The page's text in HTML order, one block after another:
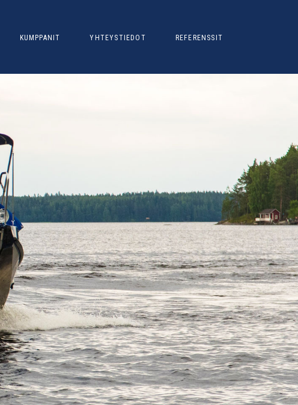
KUMPPANIT YHTEYSTIEDOT REFERENSSIT